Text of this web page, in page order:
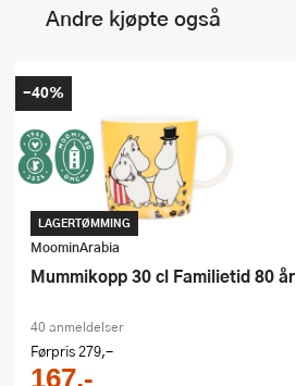
Andre kjøpte også
LAGERTØMMING
MoominArabia
Mummikopp 30 cl Familietid 80 år
40 anmeldelser
Førpris279,-
167,-
-40%